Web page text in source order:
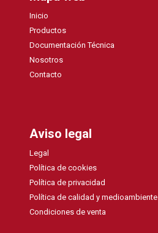
Inicio
Productos
Documentación Técnica
Nosotros
Contacto
Aviso legal
Legal
Política de cookies
Política de privacidad
Política de calidad y medioambiente
Condiciones de venta